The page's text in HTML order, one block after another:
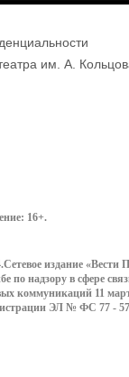
им. А.
16+.
издание «Вести
по надзору в сфере
коммуникаций 11
ЭЛ № ФС 77 -